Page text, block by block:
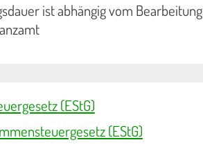
ist abhängig vom
(EStG)
(EStG)